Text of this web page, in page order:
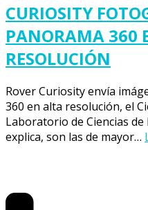
CURIOSITY
PANORAMA 360
RESOLUCIÓN
Rover Curiosity envía
360 en alta resolución, el
Laboratorio de Ciencias
explica, son las de mayor…